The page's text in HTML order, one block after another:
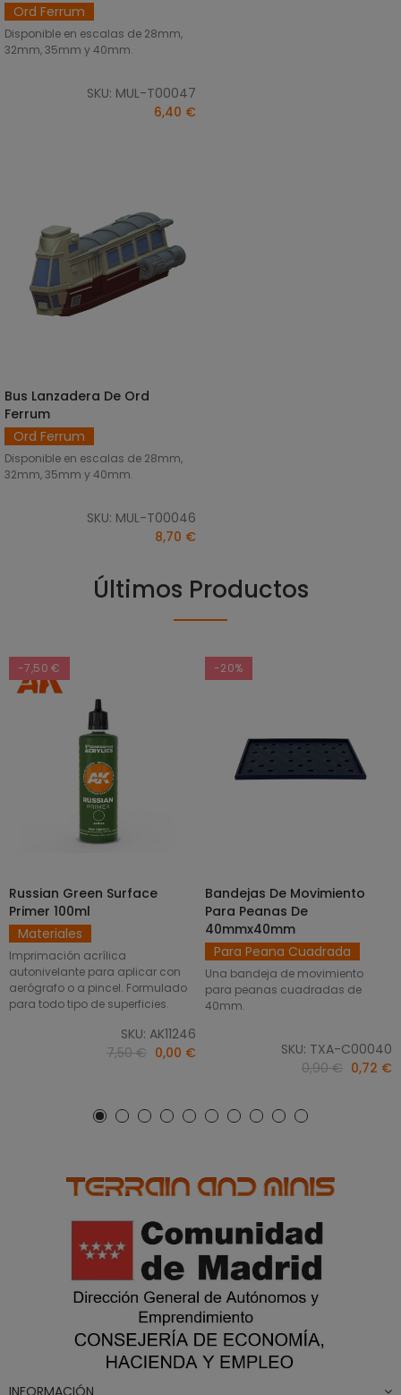
Ord Ferrum
Disponible en escalas de 28mm,
32mm, 35mm y 40mm.
SKU: MUL-T00047
6,40 €
SELECCIONAR OPCIONES
Bus Lanzadera De Ord
Ferrum
Ord Ferrum
Disponible en escalas de 28mm,
32mm, 35mm y 40mm.
SKU: MUL-T00046
8,70 €
Últimos Productos
-7,50 €
AÑADIR AL CARRITO
Russian Green Surface
Primer 100ml
Materiales
Imprimación acrílica
autonivelante para aplicar con
aerógrafo o a pincel. Formulado
para todo tipo de superficies.
SKU: AK11246
7,50 € 0,00 €
-20%
SELECCIONAR OPCIONES
Bandejas De Movimiento
Para Peanas De
40mmx40mm
Para Peana Cuadrada
Una bandeja de movimiento
para peanas cuadradas de
40mm.
SKU: TXA-C00040
0,90 € 0,72 €
INFORMACIÓN